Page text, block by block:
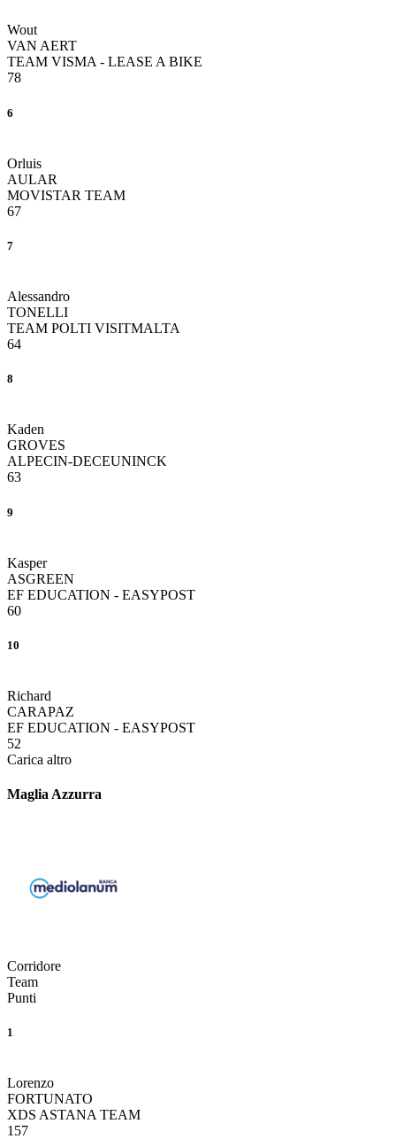
Wout
VAN AERT
TEAM VISMA - LEASE A BIKE
78
6
Orluis
AULAR
MOVISTAR TEAM
67
7
Alessandro
TONELLI
TEAM POLTI VISITMALTA
64
8
Kaden
GROVES
ALPECIN-DECEUNINCK
63
9
Kasper
ASGREEN
EF EDUCATION - EASYPOST
60
10
Richard
CARAPAZ
EF EDUCATION - EASYPOST
52
Carica altro
Maglia Azzurra
Corridore
Team
Punti
1
Lorenzo
FORTUNATO
XDS ASTANA TEAM
157